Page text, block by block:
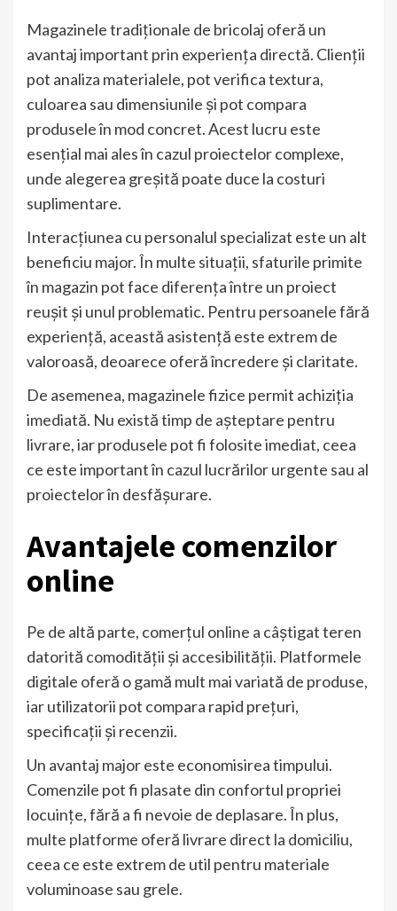
Magazinele tradiționale de bricolaj oferă un
avantaj important prin experiența directă. Clienții
pot analiza materialele, pot verifica textura,
culoarea sau dimensiunile și pot compara
produsele în mod concret. Acest lucru este
esențial mai ales în cazul proiectelor complexe,
unde alegerea greșită poate duce la costuri
suplimentare.
Interacțiunea cu personalul specializat este un alt
beneficiu major. În multe situații, sfaturile primite
în magazin pot face diferența între un proiect
reușit și unul problematic. Pentru persoanele fără
experiență, această asistență este extrem de
valoroasă, deoarece oferă încredere și claritate.
De asemenea, magazinele fizice permit achiziția
imediată. Nu există timp de așteptare pentru
livrare, iar produsele pot fi folosite imediat, ceea
ce este important în cazul lucrărilor urgente sau al
proiectelor în desfășurare.
Avantajele comenzilor
online
Pe de altă parte, comerțul online a câștigat teren
datorită comodității și accesibilității. Platformele
digitale oferă o gamă mult mai variată de produse,
iar utilizatorii pot compara rapid prețuri,
specificații și recenzii.
Un avantaj major este economisirea timpului.
Comenzile pot fi plasate din confortul propriei
locuințe, fără a fi nevoie de deplasare. În plus,
multe platforme oferă livrare direct la domiciliu,
ceea ce este extrem de util pentru materiale
voluminoase sau grele.